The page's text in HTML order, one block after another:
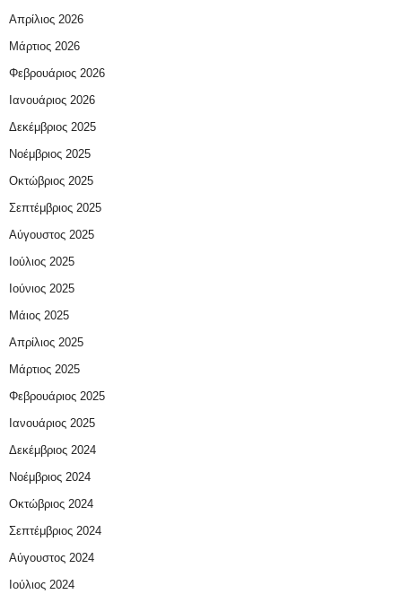
Απρίλιος 2026
Μάρτιος 2026
Φεβρουάριος 2026
Ιανουάριος 2026
Δεκέμβριος 2025
Νοέμβριος 2025
Οκτώβριος 2025
Σεπτέμβριος 2025
Αύγουστος 2025
Ιούλιος 2025
Ιούνιος 2025
Μάιος 2025
Απρίλιος 2025
Μάρτιος 2025
Φεβρουάριος 2025
Ιανουάριος 2025
Δεκέμβριος 2024
Νοέμβριος 2024
Οκτώβριος 2024
Σεπτέμβριος 2024
Αύγουστος 2024
Ιούλιος 2024